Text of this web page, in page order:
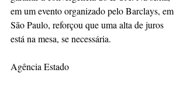
em um evento organizado pelo Barclays, em
São Paulo, reforçou que uma alta de juros
está na mesa, se necessária.
Agência Estado